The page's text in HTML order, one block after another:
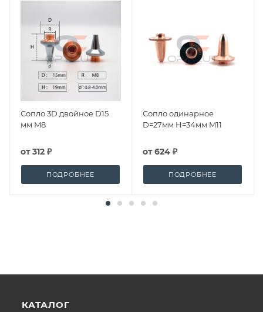
Сопло 3D двойное D15
мм M8
от312 ₽
ПОДРОБНЕЕ
Сопло одинарное
D=27мм H=34мм M11
от624 ₽
ПОДРОБНЕЕ
КАТАЛОГ